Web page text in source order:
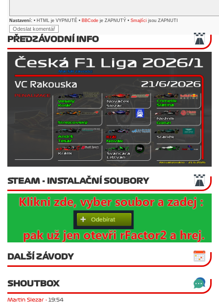
Nastavení: • HTML je VYPNUTÉ • BBCode je ZAPNUTÝ • Smajlíci jsou ZAPNUTI
PŘEDZÁVODNÍ INFO
STEAM - INSTALAČNÍ SOUBORY
DALŠÍ ZÁVODY
SHOUTBOX
Martin Slezar - 19:54